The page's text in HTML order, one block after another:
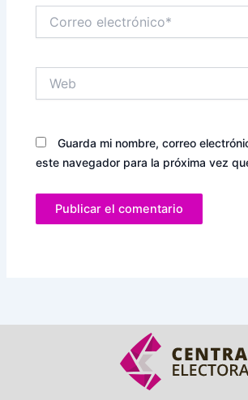
electrónico*
Guarda mi nombre, correo
este navegador para la próxima vez